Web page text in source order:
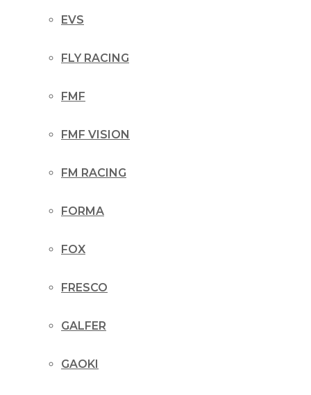
EVS
FLY RACING
FMF
FMF VISION
FM RACING
FORMA
FOX
FRESCO
GALFER
GAOKI